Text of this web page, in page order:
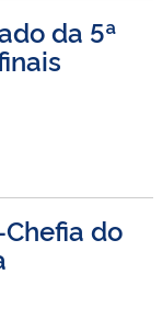
da 5ª
do